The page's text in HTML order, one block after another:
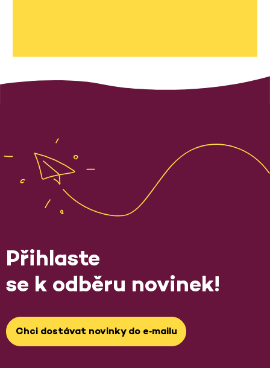
Přihlaste
se k odběru novinek!
Chci dostávat novinky do e‑mailu